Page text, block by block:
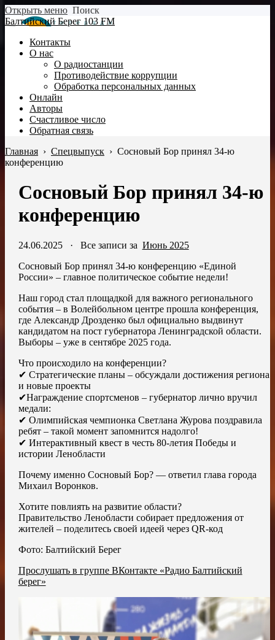
Открыть меню Поиск
Балтийский Берег 103 FM
Контакты
О нас
О радиостанции
Противодействие коррупции
Обработка персональных данных
Онлайн
Авторы
Счастливое число
Обратная связь
Главная › Спецвыпуск › Сосновый Бор принял 34-ю
конференцию
Сосновый Бор принял 34-ю
конференцию
24.06.2025· Все записи за Июнь 2025
Сосновый Бор принял 34-ю конференцию «Единой
России» – главное политическое событие недели!
Наш город стал площадкой для важного регионального
события – в Волейбольном центре прошла конференция,
где Александр Дрозденко был официально выдвинут
кандидатом на пост губернатора Ленинградской области.
Выборы – уже в сентябре 2025 года.
Что происходило на конференции?
✔ Стратегические планы – обсуждали достижения региона
и новые проекты
✔Награждение спортсменов – губернатор лично вручил
медали:
✔ Олимпийская чемпионка Светлана Журова поздравила
ребят – такой момент запомнится надолго!
✔ Интерактивный квест в честь 80-летия Победы и
истории Ленобласти
Почему именно Сосновый Бор? — ответил глава города
Михаил Воронков.
Хотите повлиять на развитие области?
Правительство Ленобласти собирает предложения от
жителей – поделитесь своей идеей через QR-код
Фото: Балтийский Берег
Прослушать в группе ВКонтакте «Радио Балтийский
берег»